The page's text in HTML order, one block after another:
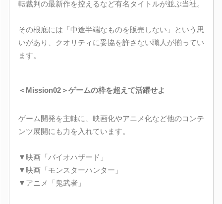
転裁判の最新作を控えるなど有名タイトルが並ぶ当社。
その根底には「中途半端なものを販売しない」という思
いがあり、クオリティに妥協を許さない職人が揃ってい
ます。
＜Mission02＞ゲームの枠を超えて活躍せよ
ゲーム開発を主軸に、映画化やアニメ化など他のコンテ
ンツ展開にも力を入れています。
▼映画「バイオハザード」
▼映画「モンスターハンター」
▼アニメ「鬼武者」